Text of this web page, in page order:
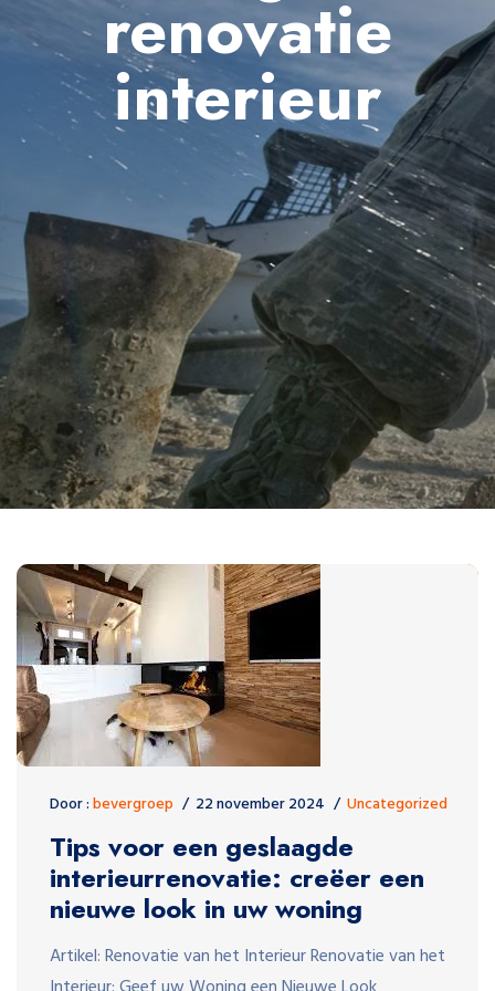
renovatie
interieur
Door :bevergroep 22 november 2024 Uncategorized
Tips voor een geslaagde
interieurrenovatie: creëer een
nieuwe look in uw woning
Artikel: Renovatie van het Interieur Renovatie van het